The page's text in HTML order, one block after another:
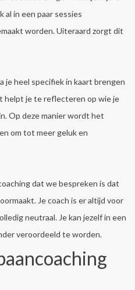
al in een paar sessies
worden. Uiteraard zorgt dit
je heel specifiek in kaart brengen
helpt je te reflecteren op wie je
Op deze manier wordt het
om tot meer geluk en
dat we bespreken is dat
Je coach is er altijd voor
neutraal. Je kan jezelf in een
veroordeeld te worden.